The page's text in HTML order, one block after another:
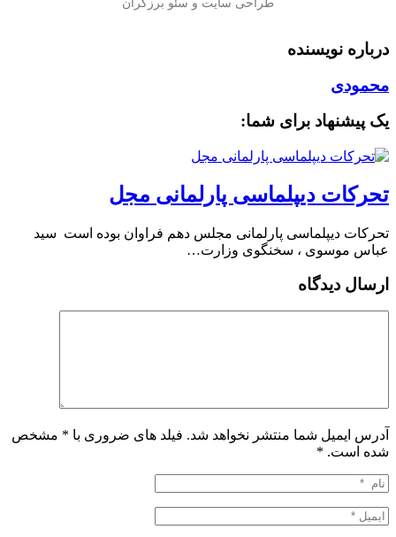
درباره نویسنده
محمودی
یک پیشنهاد برای شما:
تحرکات دیپلماسی پارلمانی مجل
تحرکات دیپلماسی پارلمانی مجلس دهم فراوان بوده است ️ سید
عباس موسوی ، سخنگوی وزارت…
ارسال دیدگاه
آدرس ایمیل شما منتشر نخواهد شد. فیلد های ضروری با * مشخص
شده است. *